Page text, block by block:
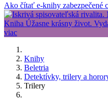
Ako čítať e-knihy zabezpečené
Knihy
Beletria
Detektívky, trilery a
Trilery